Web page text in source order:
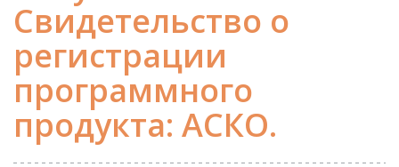
Свидетельство о
регистрации
программного
продукта: АСКО.